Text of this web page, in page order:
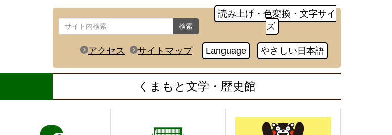
検索
読み上げ・色変換・文字サイ
ズ
アクセス サイトマップ Language やさしい日本語
くまもと文学・歴史館